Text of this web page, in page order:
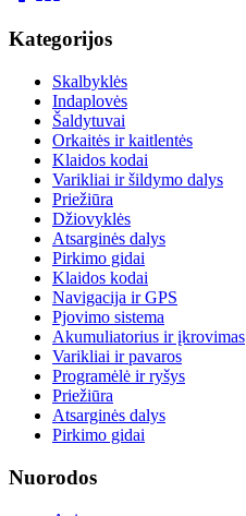
Kategorijos
Skalbyklės
Indaplovės
Šaldytuvai
Orkaitės ir kaitlentės
Klaidos kodai
Varikliai ir šildymo dalys
Priežiūra
Džiovyklės
Atsarginės dalys
Pirkimo gidai
Klaidos kodai
Navigacija ir GPS
Pjovimo sistema
Akumuliatorius ir įkrovimas
Varikliai ir pavaros
Programėlė ir ryšys
Priežiūra
Atsarginės dalys
Pirkimo gidai
Nuorodos